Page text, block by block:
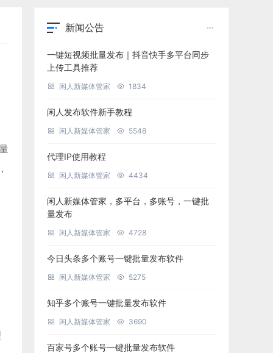
新闻公告
一键短视频批量发布｜抖音快手多平台同步
上传工具推荐
闲人新媒体管家 1834
闲人发布软件新手教程
闲人新媒体管家 5548
代理IP使用教程
闲人新媒体管家 4434
闲人新媒体管家，多平台，多账号，一键批
量发布
闲人新媒体管家 4728
今日头条多个账号一键批量发布软件
闲人新媒体管家 5275
知乎多个账号一键批量发布软件
闲人新媒体管家 3690
百家号多个账号一键批量发布软件